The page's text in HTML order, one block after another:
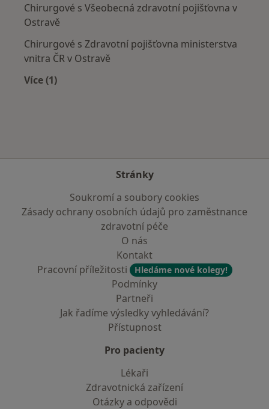
Chirurgové s Všeobecná zdravotní pojišťovna v
Ostravě
Chirurgové s Zdravotní pojišťovna ministerstva
vnitra ČR v Ostravě
Více (1)
Stránky
Soukromí a soubory cookies
Zásady ochrany osobních údajů pro zaměstnance
zdravotní péče
O nás
Kontakt
Pracovní příležitosti
Hledáme nové kolegy!
Podmínky
Partneři
Jak řadíme výsledky vyhledávání?
Přístupnost
Pro pacienty
Lékaři
Zdravotnická zařízení
Otázky a odpovědi